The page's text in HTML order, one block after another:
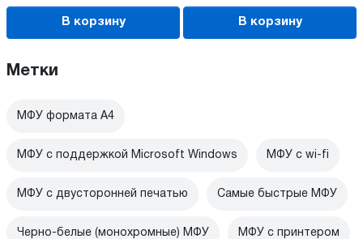
В корзину В корзину
Метки
МФУ формата А4
МФУ с поддержкой Microsoft Windows МФУ c wi-fi
МФУ с двусторонней печатью Самые быстрые МФУ
Черно-белые (монохромные) МФУ МФУ с принтером